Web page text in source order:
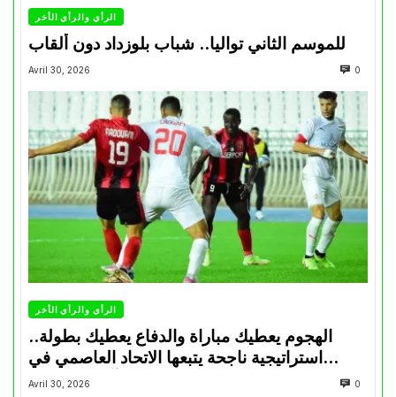
الرأي والرأي الأخر
للموسم الثاني تواليا.. شباب بلوزداد دون ألقاب
Avril 30, 2026 0
الرأي والرأي الأخر
الهجوم يعطيك مباراة والدفاع يعطيك بطولة..
استراتيجية ناجحة يتبعها الاتحاد العاصمي في
تتويجاته آخر السنوات
Avril 30, 2026 0